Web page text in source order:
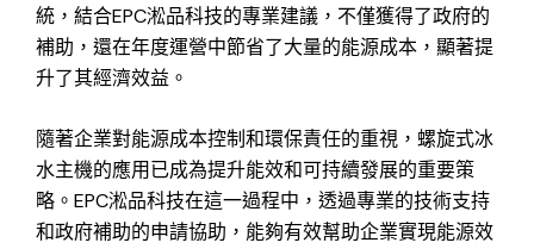
統，結合EPC淞品科技的專業建議，不僅獲得了政府的
補助，還在年度運營中節省了大量的能源成本，顯著提
升了其經濟效益。
隨著企業對能源成本控制和環保責任的重視，螺旋式冰
水主機的應用已成為提升能效和可持續發展的重要策
略。EPC淞品科技在這一過程中，透過專業的技術支持
和政府補助的申請協助，能夠有效幫助企業實現能源效